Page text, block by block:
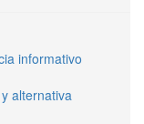
informativo
alternativa